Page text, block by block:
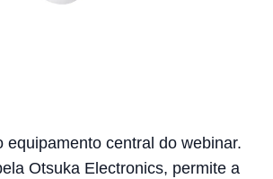
equipamento central do webinar.
Otsuka Electronics, permite a